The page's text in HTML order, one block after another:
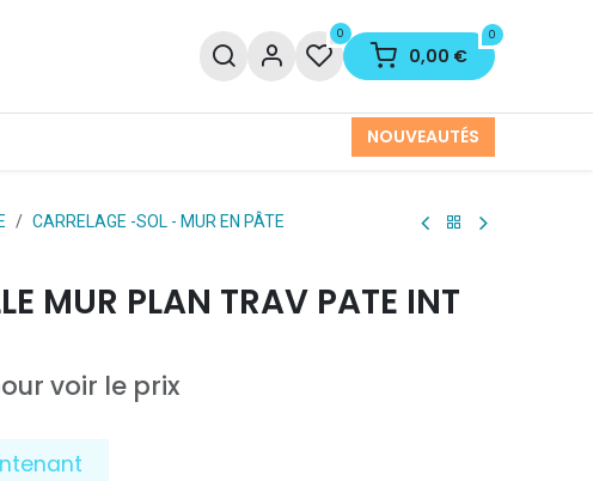
0 0
0,00 €
NOUVEAUTÉS
CARRELAGE -SOL - MUR EN PÂTE
MUR PLAN TRAV PATE INT
voir le prix